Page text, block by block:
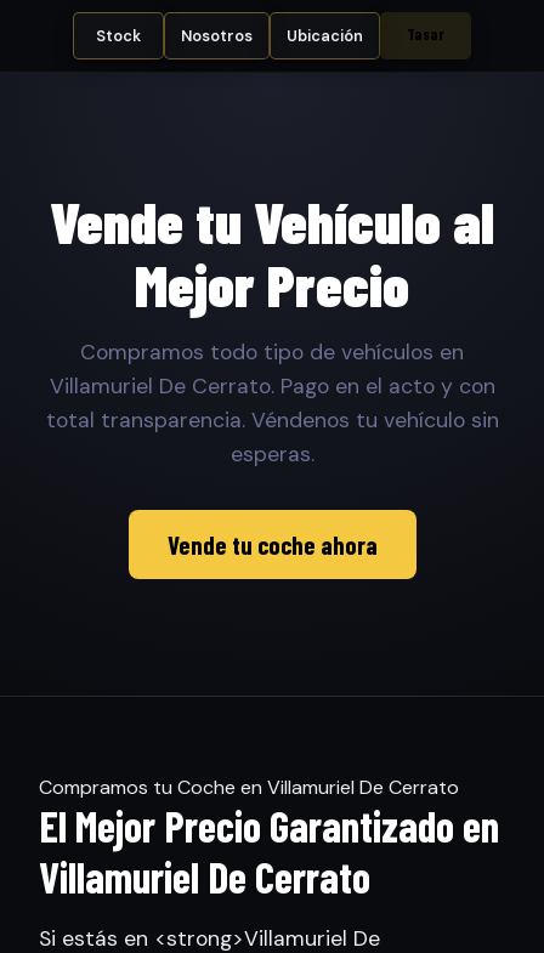
Stock Nosotros Ubicación Tasar
Vende tu Vehículo al
Mejor Precio
Compramos todo tipo de vehículos en
Villamuriel De Cerrato. Pago en el acto y con
total transparencia. Véndenos tu vehículo sin
esperas.
Vende tu coche ahora
Compramos tu Coche en Villamuriel De Cerrato
El Mejor Precio Garantizado en
Villamuriel De Cerrato
Si estás en <strong>Villamuriel De